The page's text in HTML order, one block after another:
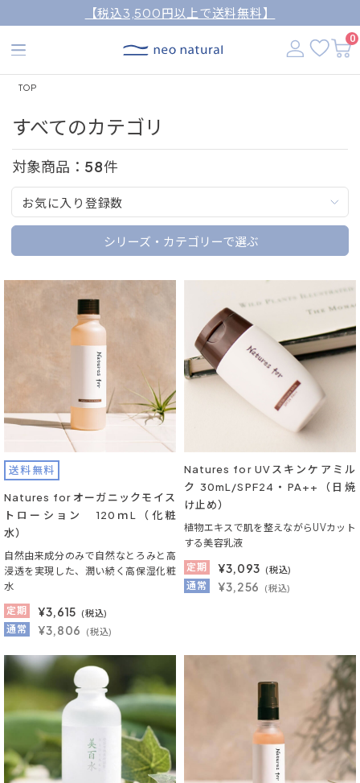
【税込3,500円以上で送料無料】
0
TOP
すべてのカテゴリ
対象商品： 58件
お気に入り登録数
シリーズ・カテゴリーで選ぶ
送料無料
Natures for オーガニックモイス
トローション 120ｍL（化粧
水）
自然由来成分のみで自然なとろみと高
浸透を実現した、潤い続く高保湿化粧
水
定期
¥3,615 (税込)
通常 ¥3,806 (税込)
Natures for UVスキンケアミル
ク 30mL/SPF24・PA++（日焼
け止め）
植物エキスで肌を整えながらUVカット
する美容乳液
定期
¥3,093 (税込)
通常 ¥3,256 (税込)